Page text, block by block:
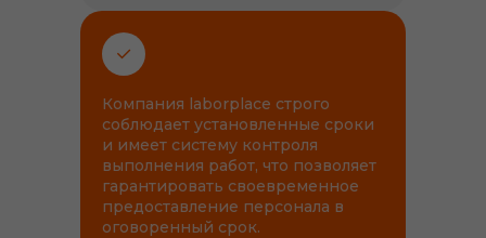
Компания laborplace строго
соблюдает установленные сроки
и имеет систему контроля
выполнения работ, что позволяет
гарантировать своевременное
предоставление персонала в
оговоренный срок.